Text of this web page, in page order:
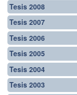
Tesis 2008
Tesis 2007
Tesis 2006
Tesis 2005
Tesis 2004
Tesis 2003